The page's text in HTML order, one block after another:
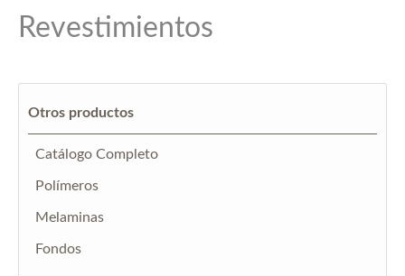
Revestimientos
Otros productos
Catálogo Completo
Polímeros
Melaminas
Fondos